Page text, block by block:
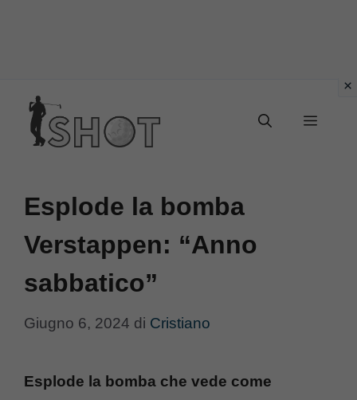
contenuto
Menu
Esplode la bomba
Verstappen: “Anno
sabbatico”
Giugno 6, 2024 di Cristiano
Esplode la bomba che vede come